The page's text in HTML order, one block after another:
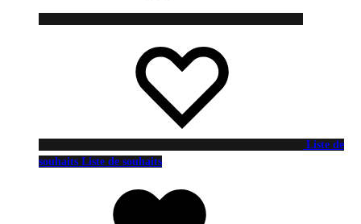
Liste de
souhaits Liste de souhaits